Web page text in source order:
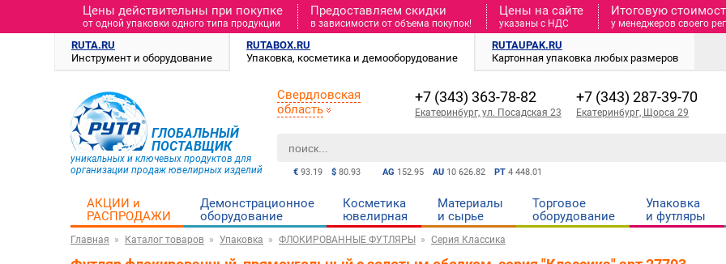
Цены действительны при покупке
от одной упаковки одного типа продукции
Предоставляем скидки
в зависимости от объема покупок!
Цены на сайте
указаны с НДС
Итоговую
у менеджеров своего
RUTA.RU
Инструмент и оборудование
RUTABOX.RU
Упаковка, косметика и демооборудование
RUTAUPAK.RU
Картонная упаковка любых размеров
ГЛОБАЛЬНЫЙ
ПОСТАВЩИК
уникальных и ключевых продуктов для
организации продаж ювелирных изделий
AG 152.95 AU 10 626.82 PT 4 448.01
€ 93.19 $ 80.93
Свердловская
область
+7 (343) 363-78-82
Екатеринбург, ул. Посадская 23
+7 (343) 287-39-70
Екатеринбург, Щорса 29
АКЦИИ и
РАСПРОДАЖИ
Демонстрационное
оборудование
Косметика
ювелирная
Материалы
и cырье
Торговое
оборудование
Упаковка
и футляры
Главная Каталог товаров Упаковка ФЛОКИРОВАННЫЕ ФУТЛЯРЫ Серия Классика